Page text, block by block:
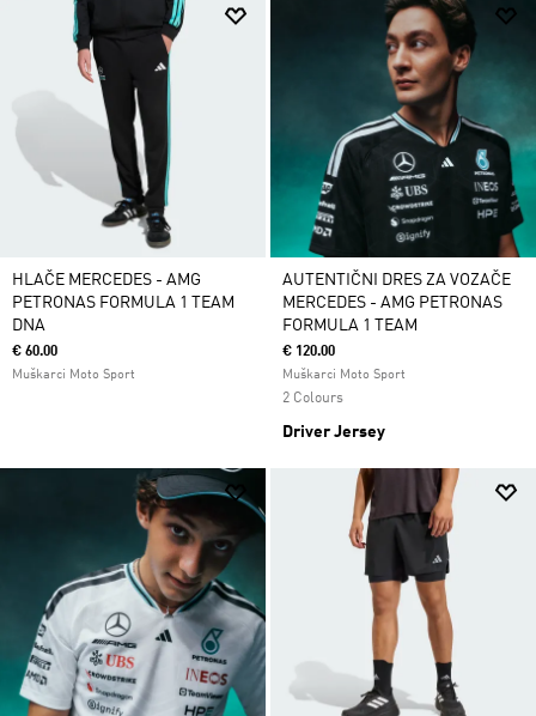
HLAČE MERCEDES - AMG
PETRONAS FORMULA 1 TEAM
DNA
€ 60.00
Muškarci Moto Sport
AUTENTIČNI DRES ZA VOZAČE
MERCEDES - AMG PETRONAS
FORMULA 1 TEAM
€ 120.00
Muškarci Moto Sport
2 Colours
Driver Jersey